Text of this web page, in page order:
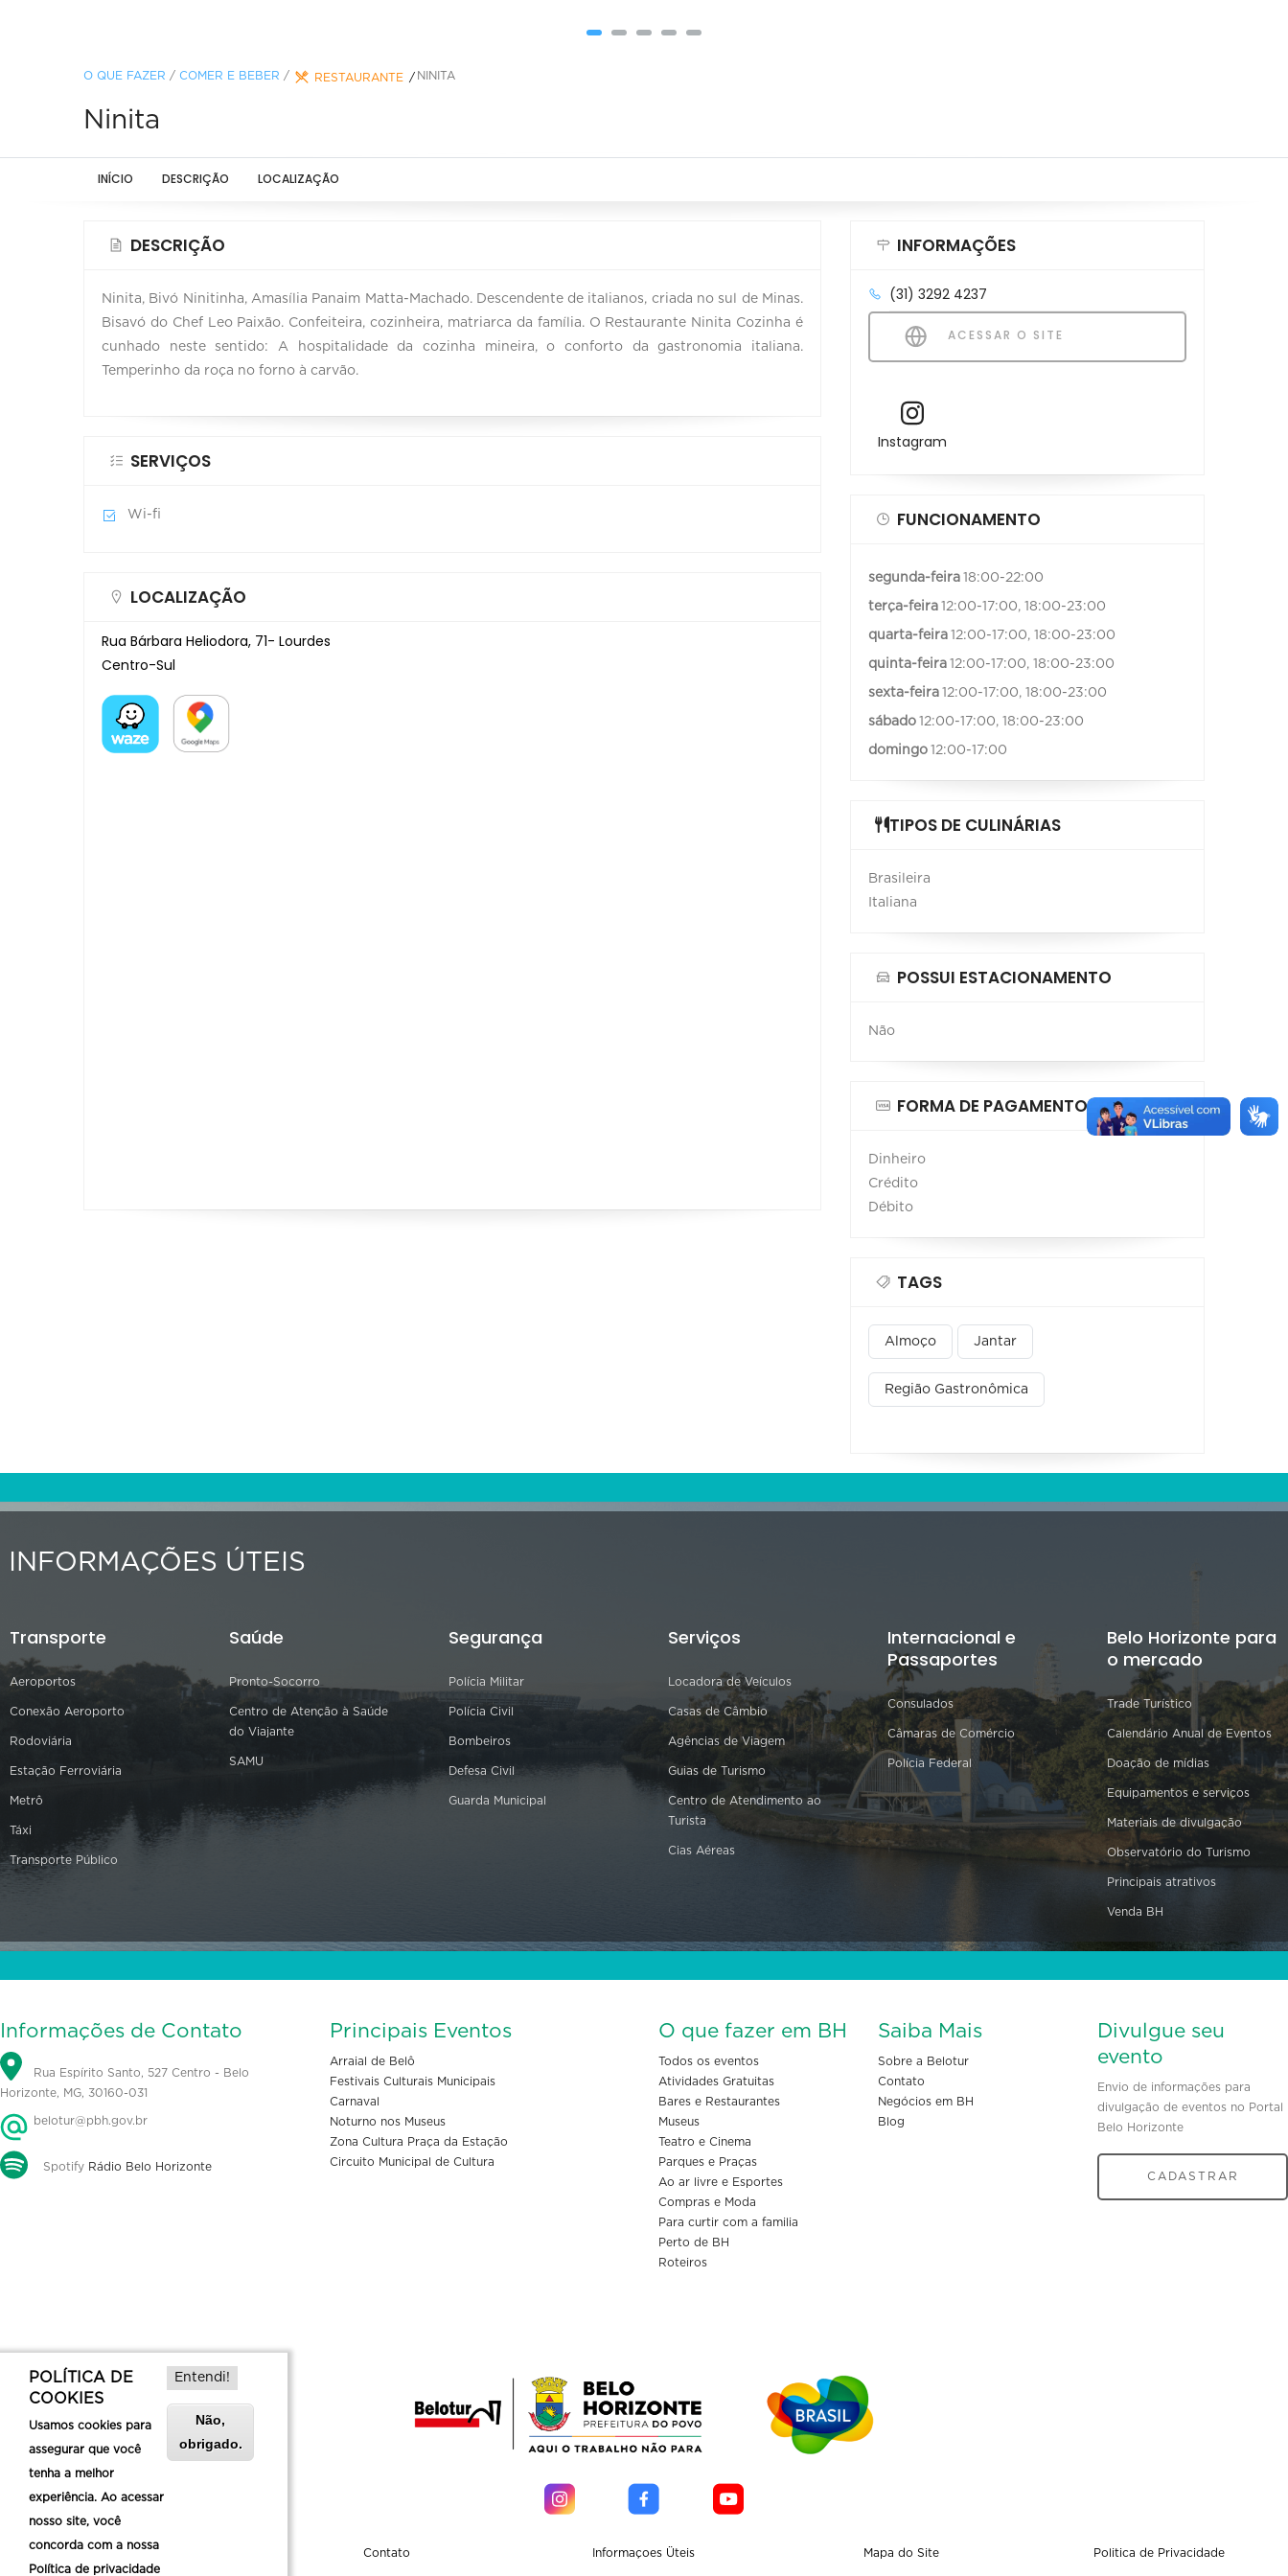
O QUE FAZER / COMER E BEBER / RESTAURANTE NINITA
Ninita
INÍCIO DESCRIÇÃO LOCALIZAÇÃO
DESCRIÇÃO
Ninita, Bivó Ninitinha, ​Amasília Panaim Matta-Machado. Descendente de italianos, criada no sul de Minas.
Bisavó do Chef Leo Paixão. Confeiteira, cozinheira, matriarca da família. O Restaurante Ninita Cozinha é
cunhado neste sentido: A hospitalidade da cozinha mineira, o conforto da gastronomia italiana.
Temperinho da roça no forno à carvão.
SERVIÇOS
Wi-fi
LOCALIZAÇÃO
Rua Bárbara Heliodora, 71- Lourdes
Centro-Sul
INFORMAÇÕES
(31) 3292 4237
ACESSAR O SITE
Instagram
FUNCIONAMENTO
segunda-feira 18:00-22:00
terça-feira 12:00-17:00, 18:00-23:00
quarta-feira 12:00-17:00, 18:00-23:00
quinta-feira 12:00-17:00, 18:00-23:00
sexta-feira 12:00-17:00, 18:00-23:00
sábado 12:00-17:00, 18:00-23:00
domingo 12:00-17:00
TIPOS DE CULINÁRIAS
Brasileira
Italiana
POSSUI ESTACIONAMENTO
Não
FORMA DE PAGAMENTO
Dinheiro
Crédito
Débito
TAGS
Almoço Jantar
Região Gastronômica
INFORMAÇÕES ÚTEIS
Transporte
Aeroportos
Conexão Aeroporto
Rodoviária
Estação Ferroviária
Metrô
Táxi
Transporte Público
Saúde
Pronto-Socorro
Centro de Atenção à Saúde
do Viajante
SAMU
Segurança
Polícia Militar
Polícia Civil
Bombeiros
Defesa Civil
Guarda Municipal
Serviços
Locadora de Veículos
Casas de Câmbio
Agências de Viagem
Guias de Turismo
Centro de Atendimento ao
Turista
Cias Aéreas
Internacional e
Passaportes
Consulados
Câmaras de Comércio
Polícia Federal
Belo Horizonte para
o mercado
Trade Turístico
Calendário Anual de Eventos
Doação de mídias
Equipamentos e serviços
Materiais de divulgação
Observatório do Turismo
Principais atrativos
Venda BH
Informações de Contato
Rua Espírito Santo, 527 Centro - Belo
Horizonte, MG, 30160-031
belotur@pbh.gov.br
Spotify Rádio Belo Horizonte
Principais Eventos
Arraial de Belô
Festivais Culturais Municipais
Carnaval
Noturno nos Museus
Zona Cultura Praça da Estação
Circuito Municipal de Cultura
O que fazer em BH
Todos os eventos
Atividades Gratuitas
Bares e Restaurantes
Museus
Teatro e Cinema
Parques e Praças
Ao ar livre e Esportes
Compras e Moda
Para curtir com a familia
Perto de BH
Roteiros
Saiba Mais
Sobre a Belotur
Contato
Negócios em BH
Blog
Divulgue seu
evento
Envio de informações para
divulgação de eventos no Portal
Belo Horizonte
CADASTRAR
Sobre a Belotur Contato Informaçoes Üteis Mapa do Site Politica de Privacidade
POLÍTICA DE
COOKIES
Usamos cookies para
assegurar que você
tenha a melhor
experiência. Ao acessar
nosso site, você
concorda com a nossa
Política de privacidade
Entendi!
Não,
obrigado.